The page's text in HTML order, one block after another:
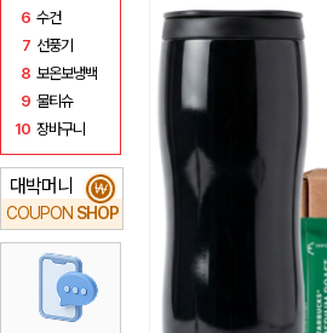
6 수건
7 선풍기
8 보온보냉백
9 물티슈
10 장바구니
대박머니
COUPON SHOP
₩